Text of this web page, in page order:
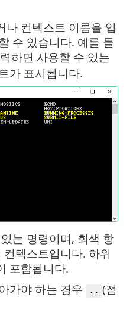
나 컨텍스트 이름을 입
수 있습니다. 예를 들
하면 사용할 수 있는
가 표시됩니다.
는 명령이며, 회색 항
텍스트입니다. 하위
포함됩니다.
가야 하는 경우
.. (점